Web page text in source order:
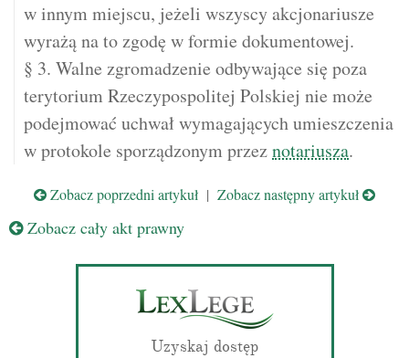
w innym miejscu, jeżeli wszyscy akcjonariusze
wyrażą na to zgodę w formie dokumentowej.
§ 3. Walne zgromadzenie odbywające się poza
terytorium Rzeczypospolitej Polskiej nie może
podejmować uchwał wymagających umieszczenia
w protokole sporządzonym przeznotariusza.
Zobacz poprzedni artykuł | Zobacz następny artykuł
Zobacz cały akt prawny
Uzyskaj dostęp